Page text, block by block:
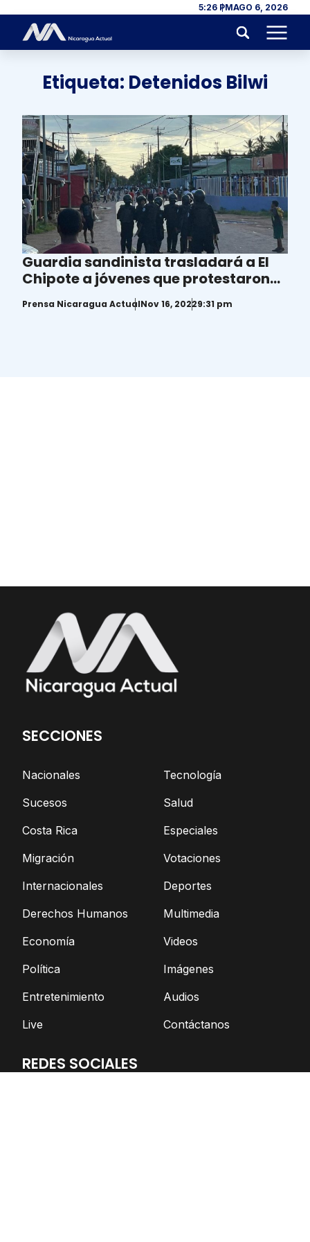
Skip to content 5:26 PMAGO 6, 2026
Menu
Etiqueta: Detenidos Bilwi
Guardia sandinista trasladará a El
Chipote a jóvenes que protestaron
por fraude electoral en Bilwi
Prensa Nicaragua ActualNov 16, 20229:31 pm
SECCIONES
Nacionales
Sucesos
Costa Rica
Migración
Internacionales
Derechos Humanos
Economía
Política
Entretenimiento
Live
Tecnología
Salud
Especiales
Votaciones
Deportes
Multimedia
Videos
Imágenes
Audios
Contáctanos
REDES SOCIALES